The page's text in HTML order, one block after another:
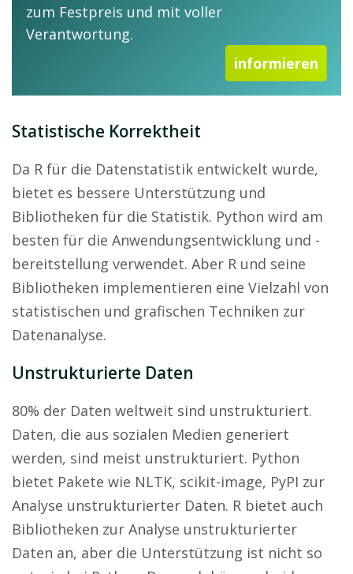
zum Festpreis und mit voller
Verantwortung.
informieren
Statistische Korrektheit
Da R für die Datenstatistik entwickelt wurde,
bietet es bessere Unterstützung und
Bibliotheken für die Statistik. Python wird am
besten für die Anwendungsentwicklung und -
bereitstellung verwendet. Aber R und seine
Bibliotheken implementieren eine Vielzahl von
statistischen und grafischen Techniken zur
Datenanalyse.
Unstrukturierte Daten
80% der Daten weltweit sind unstrukturiert.
Daten, die aus sozialen Medien generiert
werden, sind meist unstrukturiert. Python
bietet Pakete wie NLTK, scikit-image, PyPI zur
Analyse unstrukturierter Daten. R bietet auch
Bibliotheken zur Analyse unstrukturierter
Daten an, aber die Unterstützung ist nicht so